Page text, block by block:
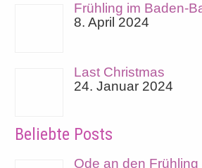
Frühling im Baden-
8. April 2024
Last Christmas
24. Januar 2024
Beliebte Posts
Ode an den Frühling